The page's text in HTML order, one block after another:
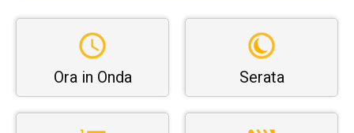
Ora in Onda Serata